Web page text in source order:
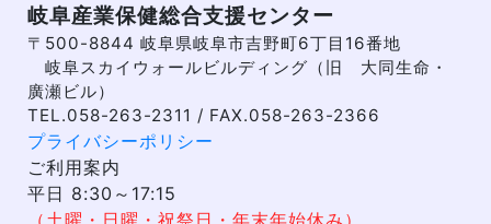
岐阜産業保健総合支援センター
〒500-8844 岐阜県岐阜市吉野町6丁目16番地
岐阜スカイウォールビルディング（旧 大同生命・
廣瀬ビル）
TEL.058-263-2311 / FAX.058-263-2366
プライバシーポリシー
ご利用案内
平日 8:30～17:15